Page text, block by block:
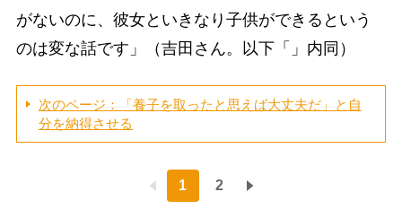
がないのに、彼女といきなり子供ができるという
のは変な話です」（吉田さん。以下「」内同）
次のページ：「養子を取ったと思えば大丈夫だ」と自
分を納得させる
1 2